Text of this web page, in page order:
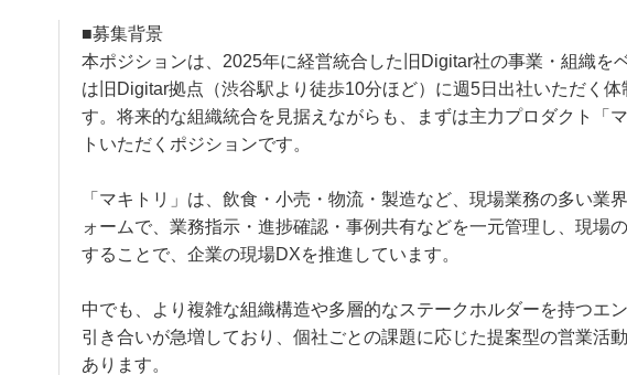
■募集背景
本ポジションは、2025年に経営統合した旧Digitar社の事業・組織を
は旧Digitar拠点（渋谷駅より徒歩10分ほど）に週5日出社いただく体
す。将来的な組織統合を見据えながらも、まずは主力プロダクト「
トいただくポジションです。
「マキトリ」は、飲食・小売・物流・製造など、現場業務の多い業
ォームで、業務指示・進捗確認・事例共有などを一元管理し、現場
することで、企業の現場DXを推進しています。
中でも、より複雑な組織構造や多層的なステークホルダーを持つエ
引き合いが急増しており、個社ごとの課題に応じた提案型の営業活
あります。